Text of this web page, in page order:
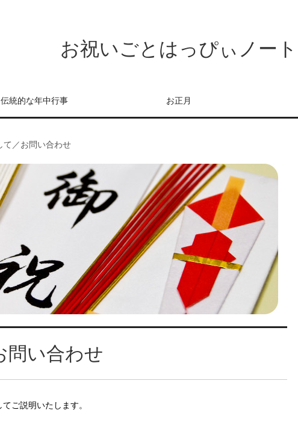
お祝いごとはっぴぃノート
伝統的な年中行事 お正月
て／お問い合わせ
問い合わせ
ご説明いたします。